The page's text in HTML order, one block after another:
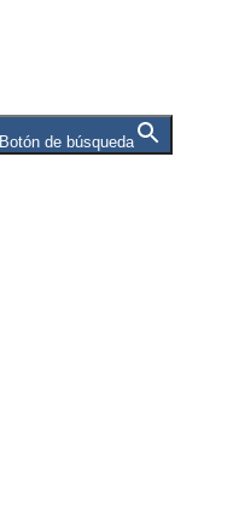
Botón de búsqueda